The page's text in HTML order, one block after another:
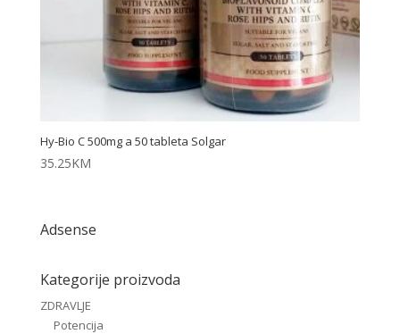
Hy-Bio C 500mg a 50 tableta Solgar
35.25KM
Adsense
Kategorije proizvoda
ZDRAVLJE
Potencija